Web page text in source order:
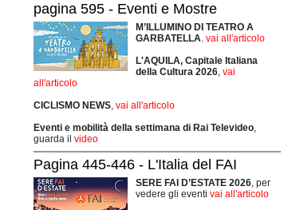
pagina 595 - Eventi e Mostre
M’ILLUMINO DI TEATRO A
GARBATELLA. vai all'articolo
L'AQUILA, Capitale Italiana
della Cultura 2026, vai
all'articolo
CICLISMO NEWS, vai all'articolo
Eventi e mobilità della settimana di Rai Televideo,
guarda il video
Pagina 445-446 - L'Italia del FAI
SERE FAI D’ESTATE 2026, per
vedere gli eventi vai all'articolo